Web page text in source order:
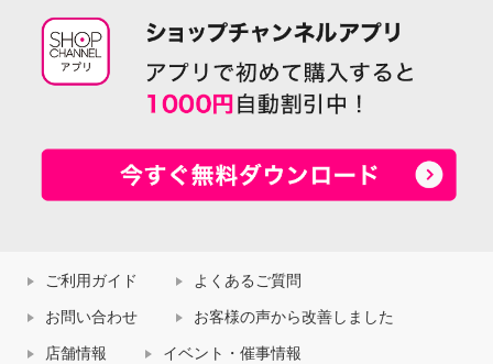
ご利用ガイド よくあるご質問
お問い合わせ お客様の声から改善しました
店舗情報 イベント・催事情報